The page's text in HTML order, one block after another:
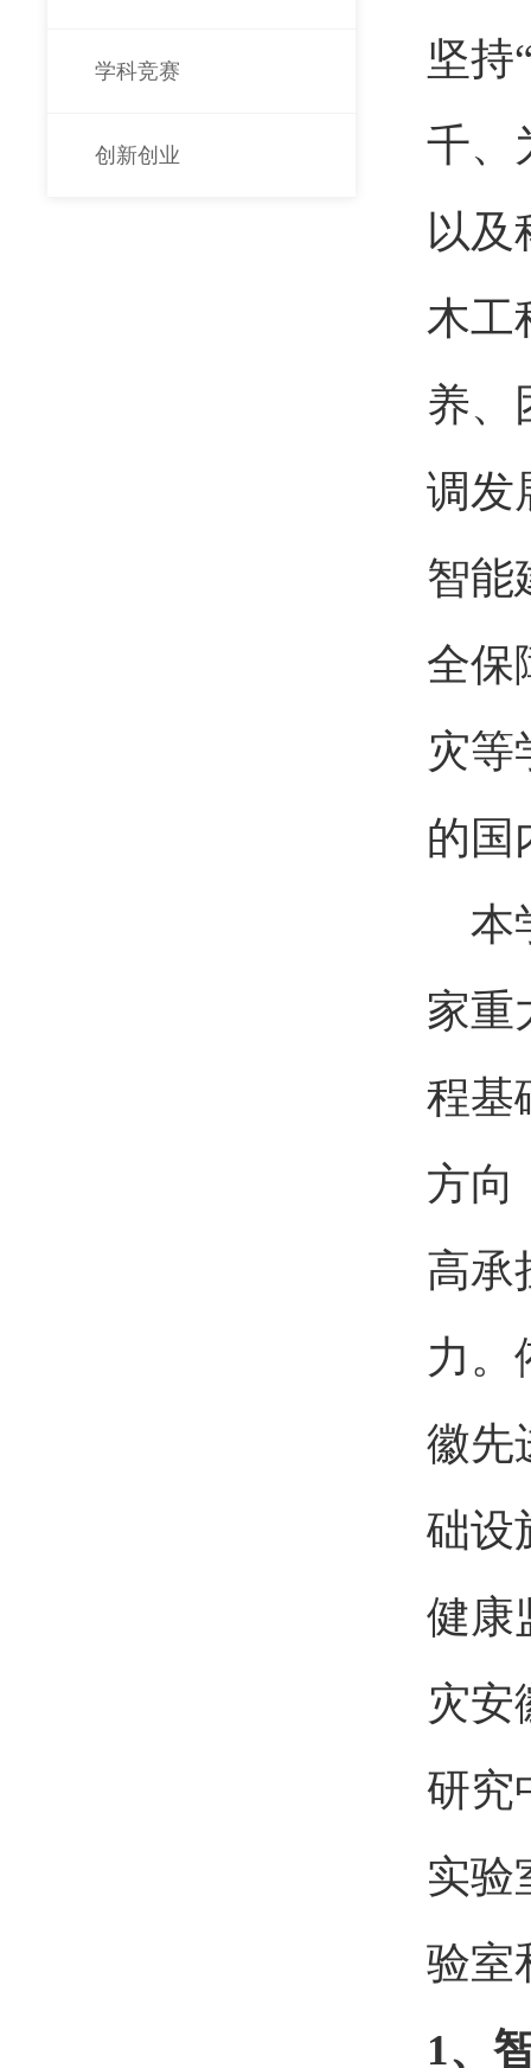
学科竞赛
创新创业
坚持
千、
以及
木工
养、
调发
智能
全保
灾等
的国
本
家重
程基
方向
高承
力。
徽先
础设
健康
灾安
研究
实验
验室
1、